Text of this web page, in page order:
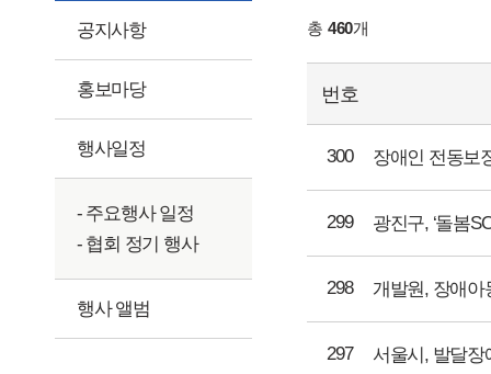
공지사항
홍보마당
행사일정
- 주요행사 일정
- 협회 정기 행사
행사 앨범
총 460개
번호
300 장애인 전동보
299 광진구, ‘돌봄
298 개발원, 장애아
297 서울시, 발달